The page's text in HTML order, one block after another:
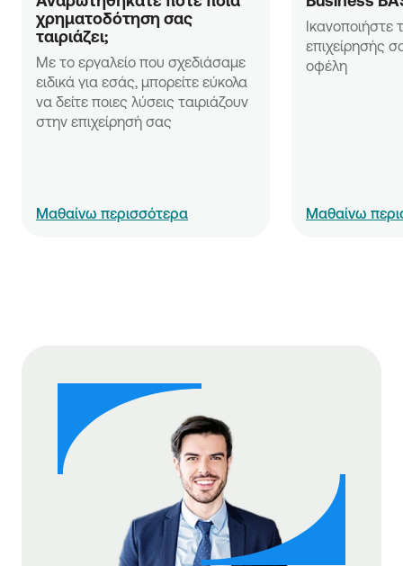
χρηματοδότηση σας
ταιριάζει;
Με το εργαλείο που σχεδιάσαμε
ειδικά για εσάς, μπορείτε εύκολα
να δείτε ποιες λύσεις ταιριάζουν
στην επιχείρησή σας
Μαθαίνω περισσότερα
Ικανοποιήστε
επιχείρησής
οφέλη
Μαθαίνω